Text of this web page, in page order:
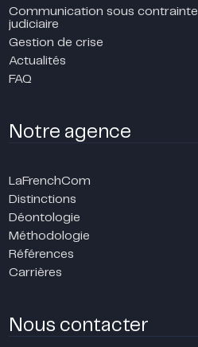
Communication sous contrainte
judiciaire
Gestion de crise
Actualités
FAQ
Notre agence
LaFrenchCom
Distinctions
Déontologie
Méthodologie
Références
Carrières
Nous contacter